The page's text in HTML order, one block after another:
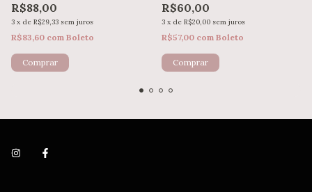
R$88,00
3 x de R$29,33 sem juros
R$83,60 com Boleto
Comprar
R$60,00
3 x de R$20,00 sem juros
R$57,00 com Boleto
Comprar